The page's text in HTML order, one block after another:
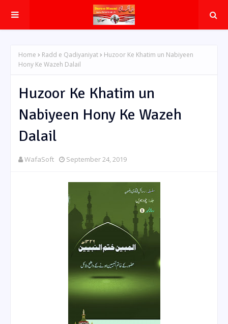
Home Radd e Qadiyaniyat
Huzoor Ke Khatim un Nabiyeen
Hony Ke Wazeh Dalail
Huzoor Ke Khatim un
Nabiyeen Hony Ke Wazeh
Dalail
WafaSoft September 24, 2019